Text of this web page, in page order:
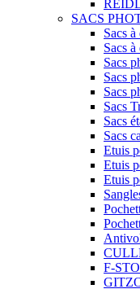
SACS
Sacs
Sacs
Sacs
Sacs
Sacs
Sacs
Sacs
Sacs
Etuis
Etuis
Etuis
F-